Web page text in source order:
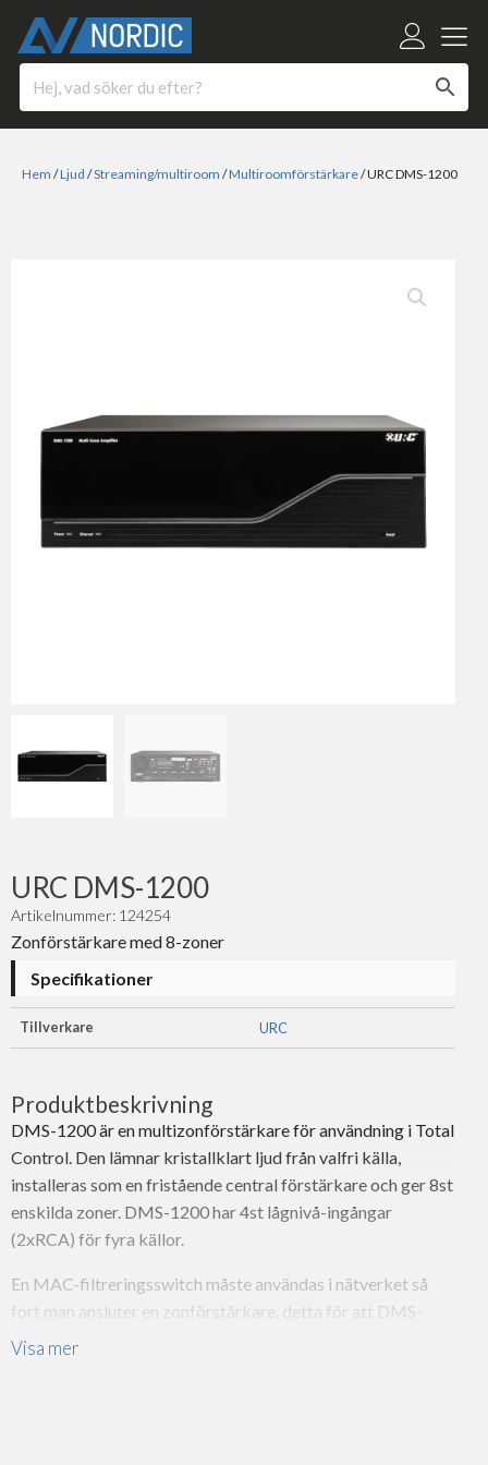
Hem /Ljud /Streaming/multiroom /Multiroomförstärkare/ URC DMS-1200
URC DMS-1200
Artikelnummer: 124254
Zonförstärkare med 8-zoner
Specifikationer
Tillverkare URC
Produktbeskrivning
DMS-1200 är en multizonförstärkare för användning i Total
Control. Den lämnar kristallklart ljud från valfri källa,
installeras som en fristående central förstärkare och ger 8st
enskilda zoner. DMS-1200 har 4st lågnivå-ingångar
(2xRCA) för fyra källor.
En MAC-filtreringsswitch måste användas i nätverket så
fort man ansluter en zonförstärkare, detta för att DMS-
förstärkarna strömmar källorna över nätverket.
Visa mer